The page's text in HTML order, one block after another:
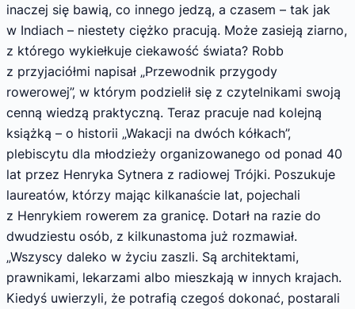
inaczej się bawią, co innego jedzą, a czasem – tak jak
w Indiach – niestety ciężko pracują. Może zasieją ziarno,
z którego wykiełkuje ciekawość świata? Robb
z przyjaciółmi napisał „Przewodnik przygody
rowerowej”, w którym podzielił się z czytelnikami swoją
cenną wiedzą praktyczną. Teraz pracuje nad kolejną
książką – o historii „Wakacji na dwóch kółkach”,
plebiscytu dla młodzieży organizowanego od ponad 40
lat przez Henryka Sytnera z radiowej Trójki. Poszukuje
laureatów, którzy mając kilkanaście lat, pojechali
z Henrykiem rowerem za granicę. Dotarł na razie do
dwudziestu osób, z kilkunastoma już rozmawiał.
„Wszyscy daleko w życiu zaszli. Są architektami,
prawnikami, lekarzami albo mieszkają w innych krajach.
Kiedyś uwierzyli, że potrafią czegoś dokonać, postarali